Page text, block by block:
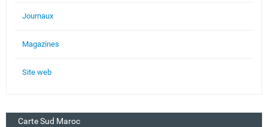
Journaux
Magazines
Site web
Carte Sud Maroc